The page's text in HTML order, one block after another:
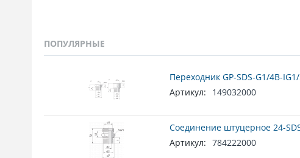
ПОПУЛЯРНЫЕ
Переходник GP-SDS-G1/4B-
Артикул:
149032000
Соединение штуцерное 24-
Артикул: 784222000